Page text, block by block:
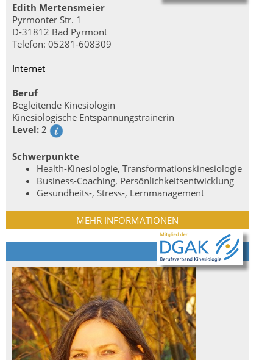
Edith Mertensmeier
Pyrmonter Str. 1
D-31812 Bad Pyrmont
Telefon: 05281-608309
Internet
Beruf
Begleitende Kinesiologin
Kinesiologische Entspannungstrainerin
Level: 2
Schwerpunkte
Health-Kinesiologie, Transformationskinesiologie
Business-Coaching, Persönlichkeitsentwicklung
Gesundheits-, Stress-, Lernmanagement
MEHR INFORMATIONEN